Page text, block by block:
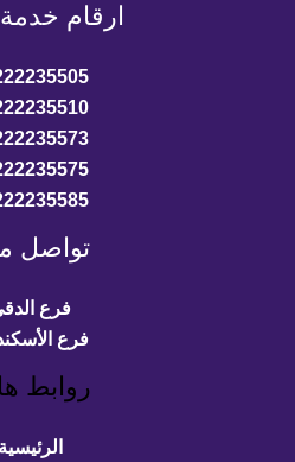
ارقام خدمة عملاء
01222235505
01222235510
01222235573
01222235575
01222235585
تواصل معنا
فرع الدقي
فرع الأسكندريه
روابط هامه